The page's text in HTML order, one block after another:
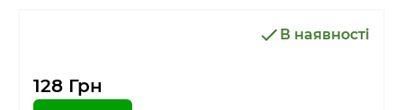
В наявності
128 Грн